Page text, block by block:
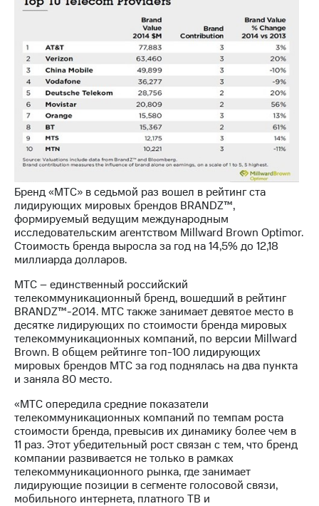
Бренд «МТС» в седьмой раз вошел в рейтинг ста
лидирующих мировых брендов BRANDZ™,
формируемый ведущим международным
исследовательским агентством Millward Brown Optimor.
Стоимость бренда выросла за год на 14,5% до 12,18
миллиарда долларов.
МТС – единственный российский
телекоммуникационный бренд, вошедший в рейтинг
BRANDZ™-2014. МТС также занимает девятое место в
десятке лидирующих по стоимости бренда мировых
телекоммуникационных компаний, по версии Millward
Brown. В общем рейтинге топ-100 лидирующих
мировых брендов МТС за год поднялась на два пункта
и заняла 80 место.
«МТС опередила средние показатели
телекоммуникационных компаний по темпам роста
стоимости бренда, превысив их динамику более чем в
11 раз. Этот убедительный рост связан с тем, что бренд
компании развивается не только в рамках
телекоммуникационного рынка, где занимает
лидирующие позиции в сегменте голосовой связи,
мобильного интернета, платного ТВ и